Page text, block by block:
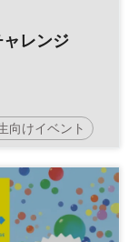
レンジ
向けイベント